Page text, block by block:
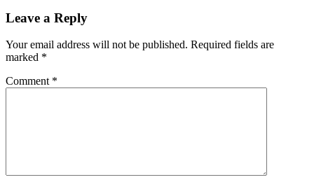
Leave a Reply
Your email address will not be published. Required fields are
marked *
Comment *